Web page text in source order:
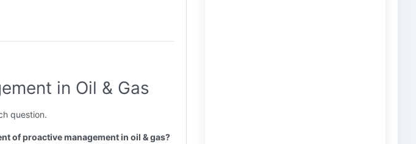
in Oil & Gas
question.
of proactive management in oil & gas?